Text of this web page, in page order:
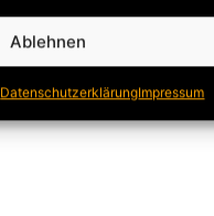
Ablehnen
DatenschutzerklärungImpressum